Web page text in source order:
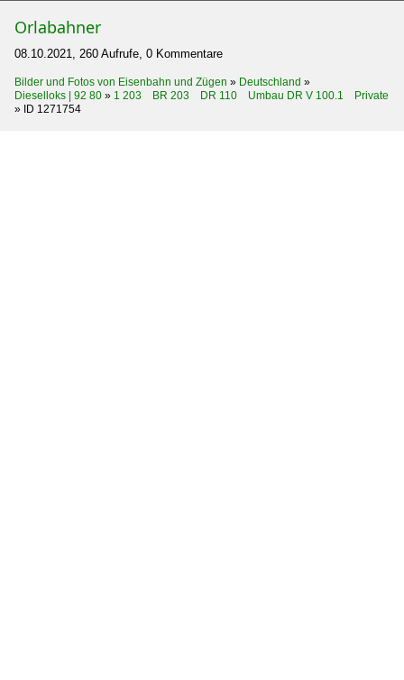
Orlabahner
08.10.2021, 260 Aufrufe, 0 Kommentare
Bilder und Fotos von Eisenbahn und Zügen » Deutschland »
Dieselloks | 92 80 » 1 203 BR 203 DR 110 Umbau DR V 100.1 Private
» ID 1271754